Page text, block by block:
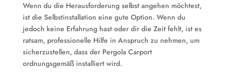
Wenn du die Herausforderung selbst angehen möchtest,
ist die Selbstinstallation eine gute Option. Wenn du
jedoch keine Erfahrung hast oder dir die Zeit fehlt, ist es
ratsam, professionelle Hilfe in Anspruch zu nehmen, um
sicherzustellen, dass der Pergola Carport
ordnungsgemäß installiert wird.